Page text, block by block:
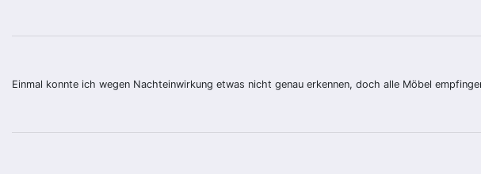
Einmal konnte ich wegen Nachteinwirkung etwas nicht genau erkennen, doch alle Möbel